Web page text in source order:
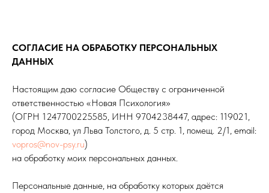
СОГЛАСИЕ НА ОБРАБОТКУ ПЕРСОНАЛЬНЫХ
ДАННЫХ
Настоящим даю согласие Обществу с ограниченной
ответственностью «Новая Психология»
(ОГРН 1247700225585, ИНН 9704238447, адрес: 119021,
город Москва, ул Льва Толстого, д. 5 стр. 1, помещ. 2/1, email:
vopros@nov-psy.ru)
на обработку моих персональных данных.
Персональные данные, на обработку которых даётся